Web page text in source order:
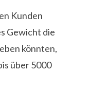
Kunden
Gewicht die
könnten,
über 5000